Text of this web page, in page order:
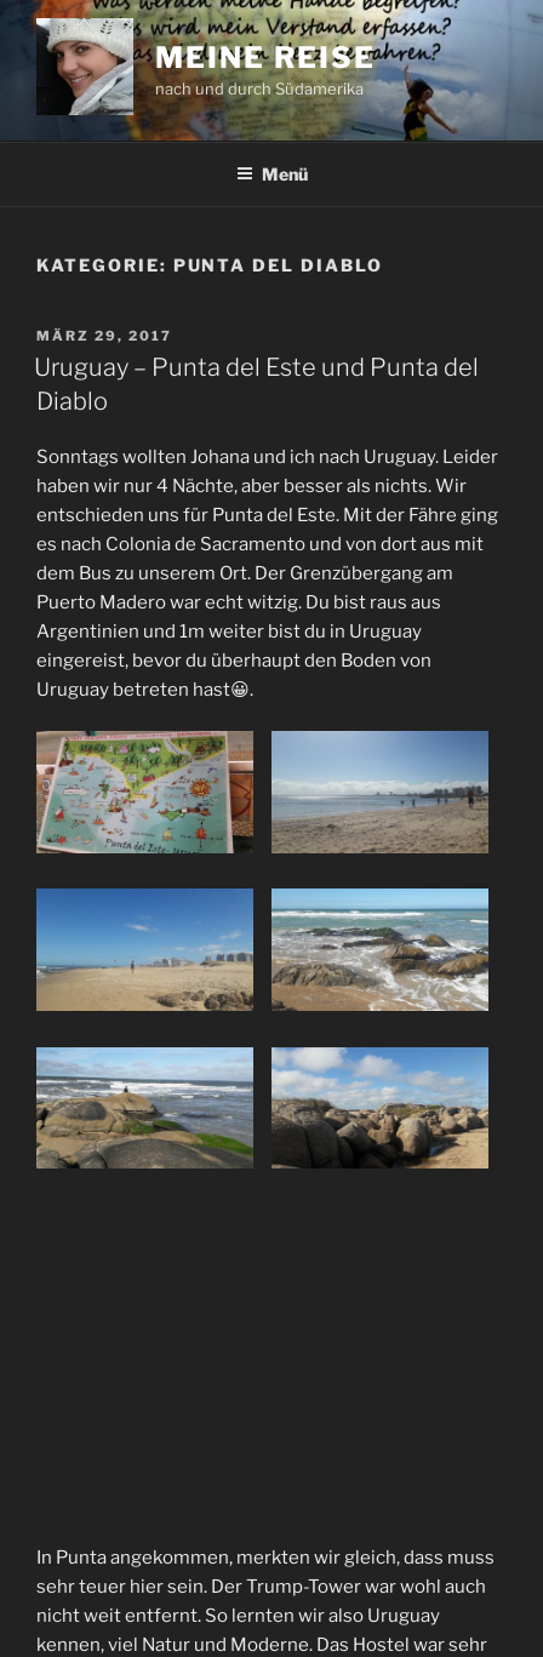
Zum
Inhalt
springen
MEINE REISE
nach und durch Südamerika
Menü
KATEGORIE: PUNTA DEL DIABLO
VERÖFFENTLICHT
AM
MÄRZ 29, 2017
Uruguay – Punta del Este und Punta del
Diablo
Sonntags wollten Johana und ich nach Uruguay. Leider
haben wir nur 4 Nächte, aber besser als nichts. Wir
entschieden uns für Punta del Este. Mit der Fähre ging
es nach Colonia de Sacramento und von dort aus mit
dem Bus zu unserem Ort. Der Grenzübergang am
Puerto Madero war echt witzig. Du bist raus aus
Argentinien und 1m weiter bist du in Uruguay
eingereist, bevor du überhaupt den Boden von
Uruguay betreten hast😀.
In Punta angekommen, merkten wir gleich, dass muss
sehr teuer hier sein. Der Trump-Tower war wohl auch
nicht weit entfernt. So lernten wir also Uruguay
kennen, viel Natur und Moderne. Das Hostel war sehr